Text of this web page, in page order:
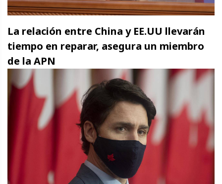
La relación entre China y EE.UU llevarán
tiempo en reparar, asegura un miembro
de la APN